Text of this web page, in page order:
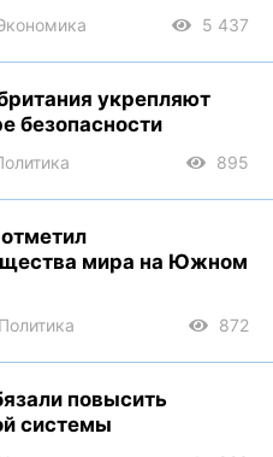
5 437
укрепляют
безопасности
895
мира на Южном
872
повысить
системы